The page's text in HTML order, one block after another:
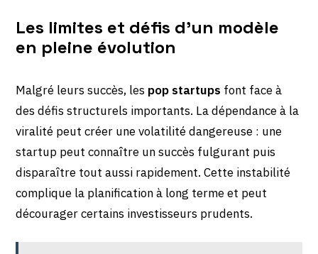
Les limites et défis d’un modèle
en pleine évolution
Malgré leurs succès, les pop startups font face à
des défis structurels importants. La dépendance à la
viralité peut créer une volatilité dangereuse : une
startup peut connaître un succès fulgurant puis
disparaître tout aussi rapidement. Cette instabilité
complique la planification à long terme et peut
décourager certains investisseurs prudents.